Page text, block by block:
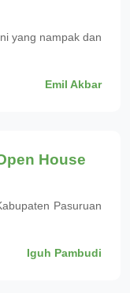
yang nampak dan
Emil Akbar
House
Pasuruan
Iguh Pambudi